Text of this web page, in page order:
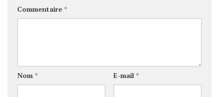
Commentaire *
Nom * E-mail *